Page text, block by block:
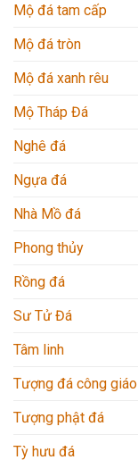
Mộ đá tam cấp
Mộ đá tròn
Mộ đá xanh rêu
Mộ Tháp Đá
Nghê đá
Ngựa đá
Nhà Mồ đá
Phong thủy
Rồng đá
Sư Tử Đá
Tâm linh
Tượng đá công giáo
Tượng phật đá
Tỳ hưu đá